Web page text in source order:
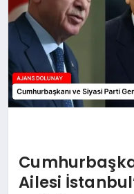
YAŞAM
Ailesi